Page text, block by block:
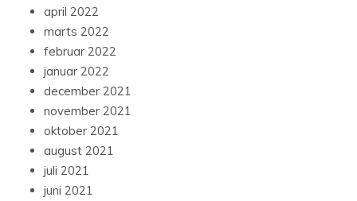
april 2022
marts 2022
februar 2022
januar 2022
december 2021
november 2021
oktober 2021
august 2021
juli 2021
juni 2021